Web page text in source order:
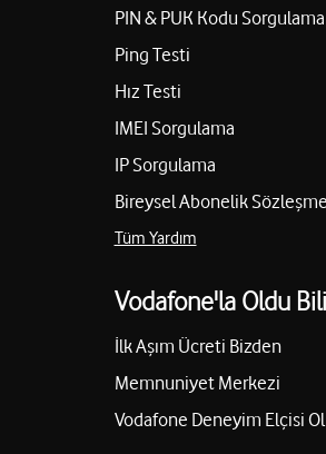
PIN & PUK Kodu Sorgulama
Ping Testi
Hız Testi
IMEI Sorgulama
IP Sorgulama
Bireysel Abonelik
Tüm Yardım
Vodafone'la Oldu
İlk Aşım Ücreti Bizden
Memnuniyet Merkezi
Vodafone Deneyim Elçisi Ol